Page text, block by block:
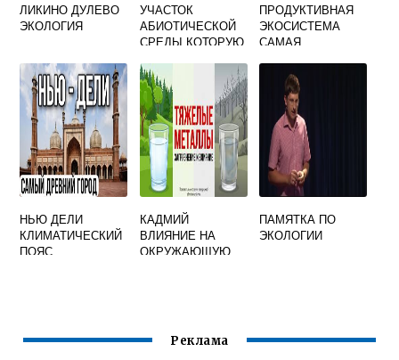
ЛИКИНО ДУЛЕВО
ЭКОЛОГИЯ
УЧАСТОК
АБИОТИЧЕСКОЙ
СРЕДЫ КОТОРУЮ
БИОЦЕНОЗ
НАЗЫВАЮТ
ПРОДУКТИВНАЯ
ЭКОСИСТЕМА
САМАЯ
НЬЮ ДЕЛИ
КЛИМАТИЧЕСКИЙ
ПОЯС
КАДМИЙ
ВЛИЯНИЕ НА
ОКРУЖАЮЩУЮ
ПАМЯТКА ПО
ЭКОЛОГИИ
Реклама